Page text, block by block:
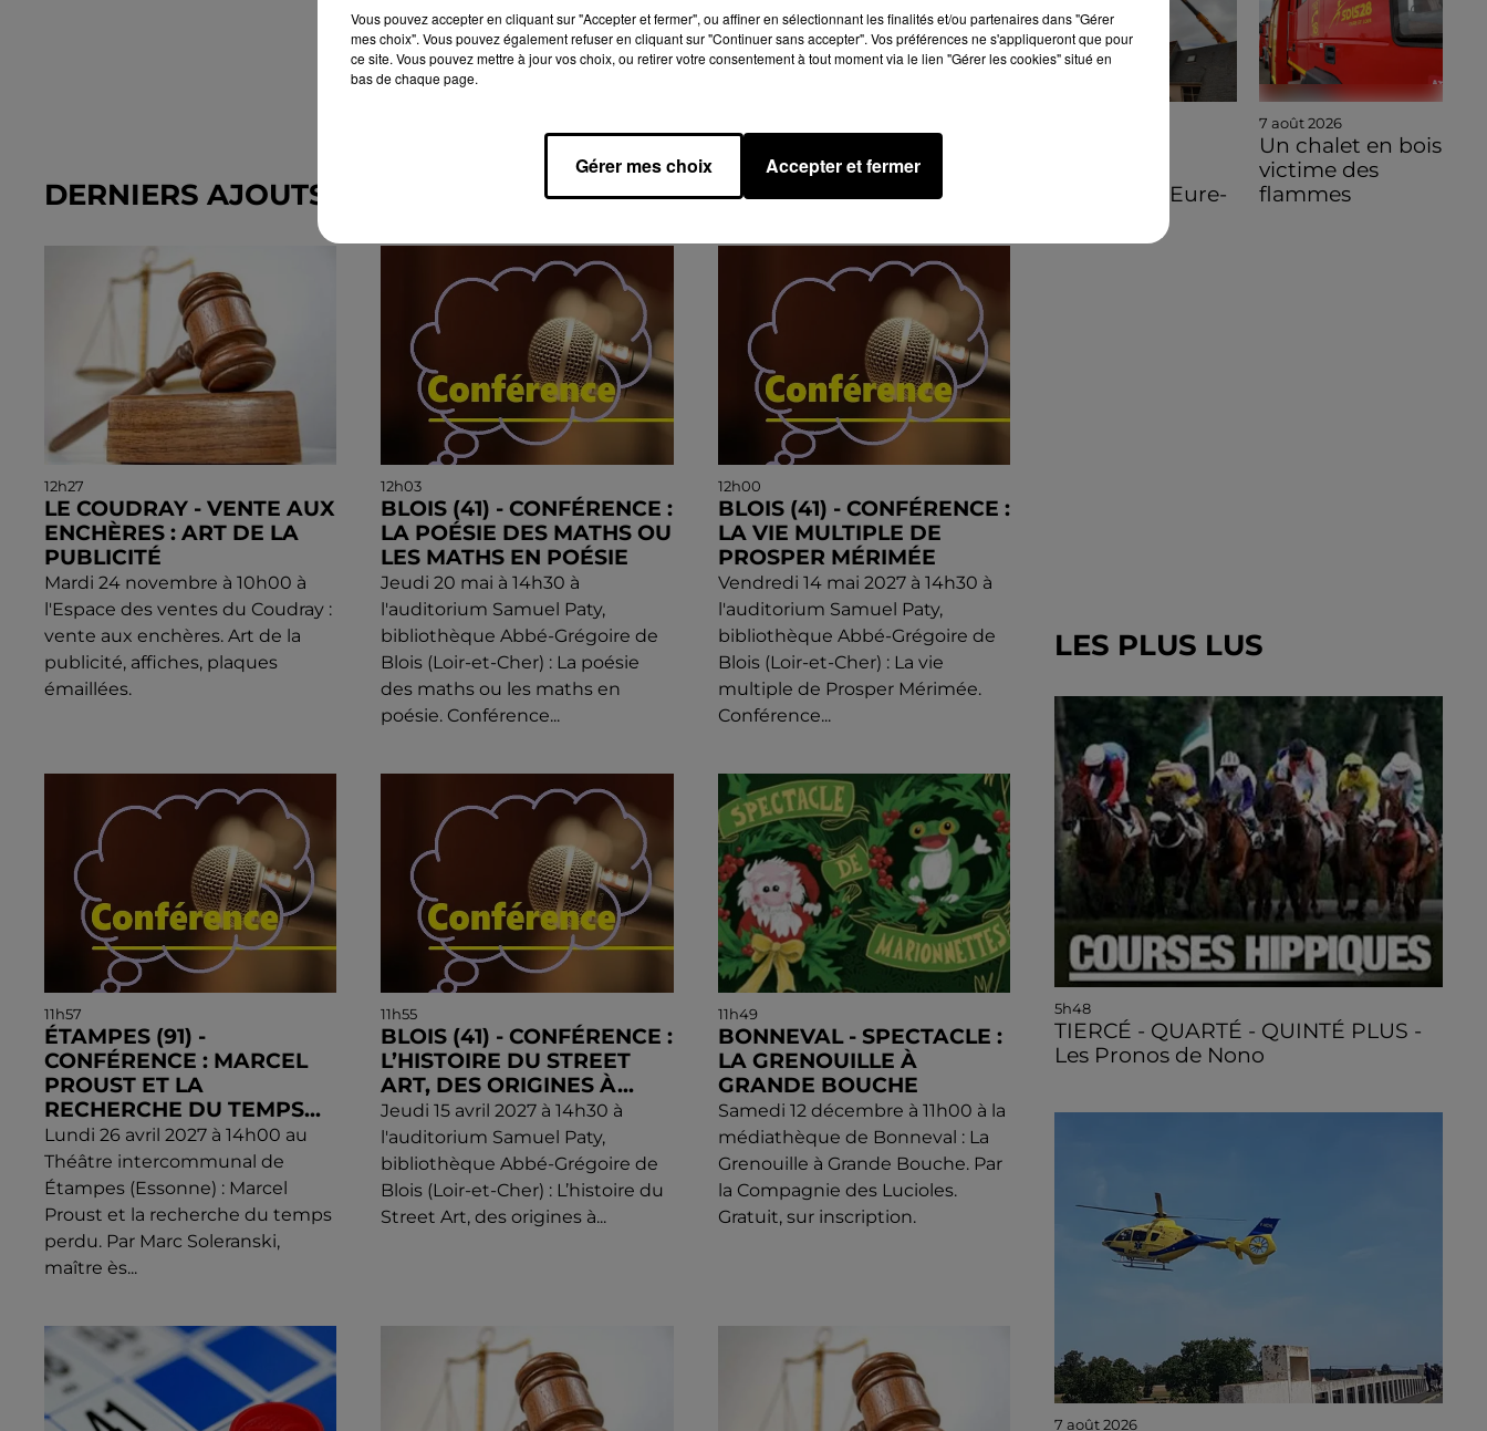
DERNIERS AJOUTS DANS L'AGENDA
12h27
LE COUDRAY - VENTE AUX
ENCHÈRES : ART DE LA
PUBLICITÉ
Mardi 24 novembre à 10h00 à
l'Espace des ventes du Coudray :
vente aux enchères. Art de la
publicité, affiches, plaques
émaillées.
12h03
BLOIS (41) - CONFÉRENCE :
LA POÉSIE DES MATHS OU
LES MATHS EN POÉSIE
Jeudi 20 mai à 14h30 à
l'auditorium Samuel Paty,
bibliothèque Abbé-Grégoire de
Blois (Loir-et-Cher) : La poésie
des maths ou les maths en
poésie. Conférence...
12h00
BLOIS (41) - CONFÉRENCE :
LA VIE MULTIPLE DE
PROSPER MÉRIMÉE
Vendredi 14 mai 2027 à 14h30 à
l'auditorium Samuel Paty,
bibliothèque Abbé-Grégoire de
Blois (Loir-et-Cher) : La vie
multiple de Prosper Mérimée.
Conférence...
11h57
ÉTAMPES (91) -
CONFÉRENCE : MARCEL
PROUST ET LA
RECHERCHE DU TEMPS...
Lundi 26 avril 2027 à 14h00 au
Théâtre intercommunal de
Étampes (Essonne) : Marcel
Proust et la recherche du temps
perdu. Par Marc Soleranski,
maître ès...
11h55
BLOIS (41) - CONFÉRENCE :
L’HISTOIRE DU STREET
ART, DES ORIGINES À...
Jeudi 15 avril 2027 à 14h30 à
l'auditorium Samuel Paty,
bibliothèque Abbé-Grégoire de
Blois (Loir-et-Cher) : L’histoire du
Street Art, des origines à...
11h49
BONNEVAL - SPECTACLE :
LA GRENOUILLE À
GRANDE BOUCHE
Samedi 12 décembre à 11h00 à la
médiathèque de Bonneval : La
Grenouille à Grande Bouche. Par
la Compagnie des Lucioles.
Gratuit, sur inscription.
volante en Eure-
7 août 2026
Un chalet en bois
victime des
flammes
LES PLUS LUS
5h48
TIERCÉ - QUARTÉ - QUINTÉ PLUS -
Les Pronos de Nono
7 août 2026
Vous pouvez accepter en cliquant sur "Accepter et fermer", ou affiner en sélectionnant les finalités et/ou partenaires dans "Gérer
mes choix". Vous pouvez également refuser en cliquant sur "Continuer sans accepter". Vos préférences ne s'appliqueront que pour
ce site. Vous pouvez mettre à jour vos choix, ou retirer votre consentement à tout moment via le lien "Gérer les cookies" situé en
bas de chaque page.
Gérer mes choix Accepter et fermer